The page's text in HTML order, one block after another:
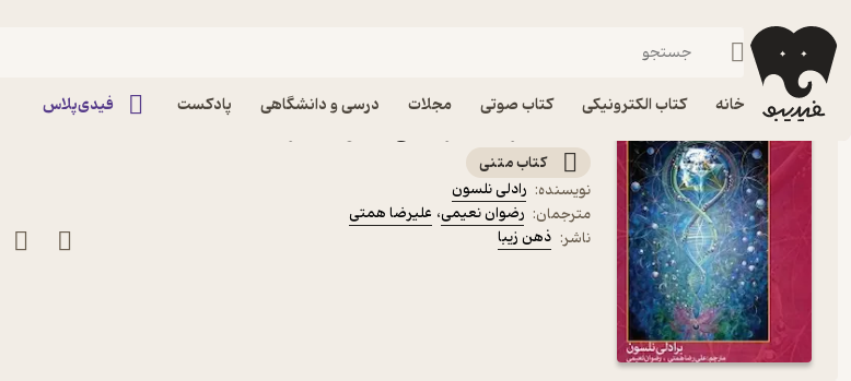
خانه کتاب الکترونیکی کتاب صوتی مجلات درسی و دانشگاهی پادکست فیدی‌پلاس
فیدیبو کتاب الکترونیکی
کتاب متنی
نویسنده: رادلی نلسون
مترجمان: رضوان نعیمی، علیرضا همتی
ناشر: ذهن زیبا